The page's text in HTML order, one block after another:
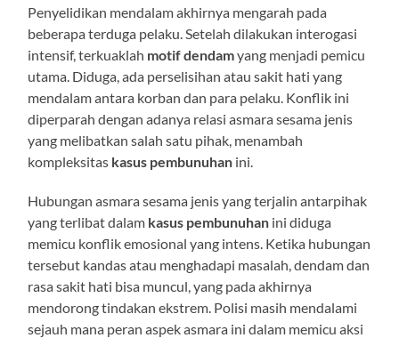
Penyelidikan mendalam akhirnya mengarah pada
beberapa terduga pelaku. Setelah dilakukan interogasi
intensif, terkuaklah motif dendamyang menjadi pemicu
utama. Diduga, ada perselisihan atau sakit hati yang
mendalam antara korban dan para pelaku. Konflik ini
diperparah dengan adanya relasi asmara sesama jenis
yang melibatkan salah satu pihak, menambah
kompleksitas kasus pembunuhan ini.
Hubungan asmara sesama jenis yang terjalin antarpihak
yang terlibat dalam kasus pembunuhan ini diduga
memicu konflik emosional yang intens. Ketika hubungan
tersebut kandas atau menghadapi masalah, dendam dan
rasa sakit hati bisa muncul, yang pada akhirnya
mendorong tindakan ekstrem. Polisi masih mendalami
sejauh mana peran aspek asmara ini dalam memicu aksi